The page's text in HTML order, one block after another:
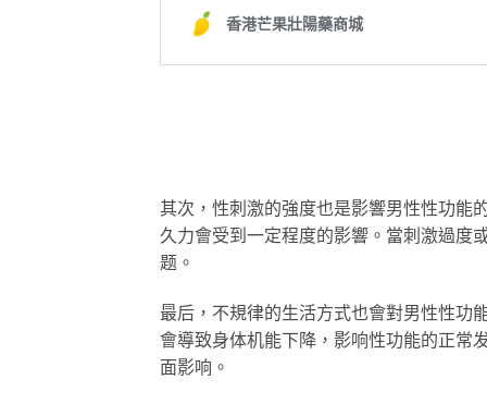
其次，性刺激的強度也是影響男性性功能
久力會受到一定程度的影響。當刺激過度
题。
最后，不規律的生活方式也會對男性性功
會導致身体机能下降，影响性功能的正常
面影响。